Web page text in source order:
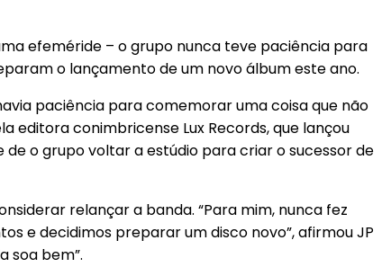
efeméride – o grupo nunca teve paciência para
o lançamento de um novo álbum este ano.
paciência para comemorar uma coisa que não
editora conimbricense Lux Records, que lançou
de o grupo voltar a estúdio para criar o sucessor de
relançar a banda. “Para mim, nunca fez
e decidimos preparar um disco novo”, afirmou JP
soa bem”.